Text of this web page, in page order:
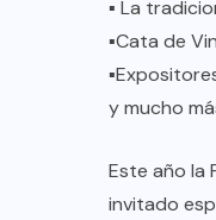
▪︎ La
▪︎Cata de
y mucho
Este año la
invitado